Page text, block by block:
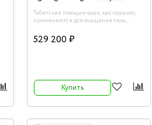
Тибетские поющие чаши, как правило,
применяются для очищения тела,
предметов от негативной энергии.
Воздействие данного инструмента на
529 200 ₽
Купить